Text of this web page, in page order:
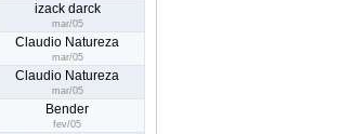
izack darck
mar/05
Claudio Natureza
mar/05
Claudio Natureza
mar/05
Bender
fev/05